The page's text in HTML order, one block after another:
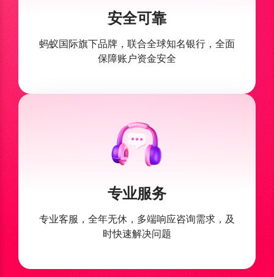
安全可靠
蚂蚁国际旗下品牌，联合全球知名银行，全面
保障账户资金安全
专业服务
专业客服，全年无休，多端响应咨询需求，及
时快速解决问题